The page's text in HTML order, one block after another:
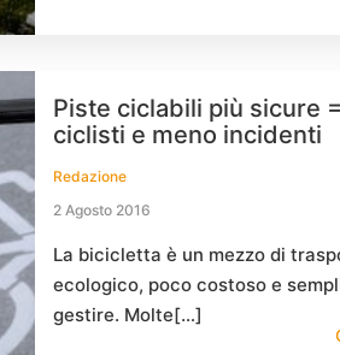
Piste ciclabili più sicure
ciclisti e meno incidenti
Redazione
2 Agosto 2016
La bicicletta è un mezzo di
ecologico, poco costoso e
gestire. Molte[…]